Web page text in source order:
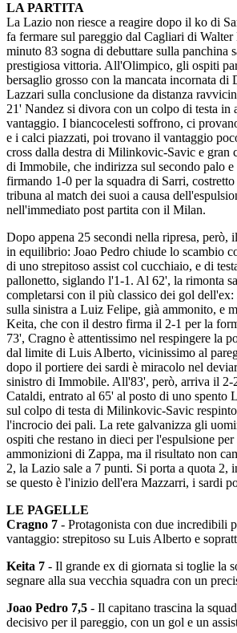
LA PARTITA
La Lazio non riesce a reagire dopo il ko di
fa fermare sul pareggio dal Cagliari di
minuto 83 sogna di debuttare sulla panchina
prestigiosa vittoria. All'Olimpico, gli ospiti
bersaglio grosso con la mancata incornata di
Lazzari sulla conclusione da distanza
21' Nandez si divora con un colpo di testa in
vantaggio. I biancocelesti soffrono, ci
e i calci piazzati, poi trovano il vantaggio
cross dalla destra di Milinkovic-Savic e gran
di Immobile, che indirizza sul secondo palo e
firmando 1-0 per la squadra di Sarri, costretto
tribuna al match dei suoi a causa
nell'immediato post partita con il Milan.
Dopo appena 25 secondi nella ripresa, però,
in equilibrio: Joao Pedro chiude lo scambio
di uno strepitoso assist col cucchiaio, e di
pallonetto, siglando l'1-1. Al 62', la rimonta
completarsi con il più classico dei gol dell'ex:
sulla sinistra a Luiz Felipe, già ammonito, e
Keita, che con il destro firma il 2-1 per la
73', Cragno è attentissimo nel respingere la
dal limite di Luis Alberto, vicinissimo al
dopo il portiere dei sardi è miracolo nel
sinistro di Immobile. All'83', però, arriva il 2-
Cataldi, entrato al 65' al posto di uno spento
sul colpo di testa di Milinkovic-Savic
l'incrocio dei pali. La rete galvanizza gli
ospiti che restano in dieci per l'espulsione per
ammonizioni di Zappa, ma il risultato non
2, la Lazio sale a 7 punti. Si porta a quota 2,
se questo è l'inizio dell'era Mazzarri, i sardi
LE PAGELLE
Cragno 7 - Protagonista con due incredibili
vantaggio: strepitoso su Luis Alberto e
Keita 7 - Il grande ex di giornata si toglie la
segnare alla sua vecchia squadra con un
Joao Pedro 7,5 - Il capitano trascina la
decisivo per il pareggio, con un gol e un